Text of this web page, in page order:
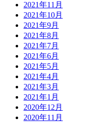
2021年11月
2021年10月
2021年9月
2021年8月
2021年7月
2021年6月
2021年5月
2021年4月
2021年3月
2021年1月
2020年12月
2020年11月